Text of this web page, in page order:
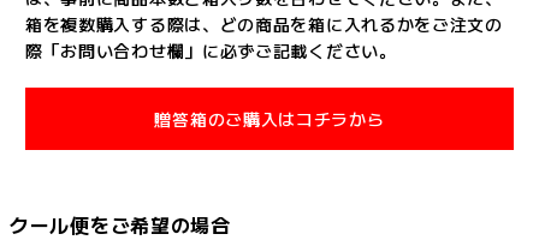
箱を複数購入する際は、どの商品を箱に入れるかをご注文の
際「お問い合わせ欄」に必ずご記載ください。
贈答箱のご購入はコチラから
クール便をご希望の場合